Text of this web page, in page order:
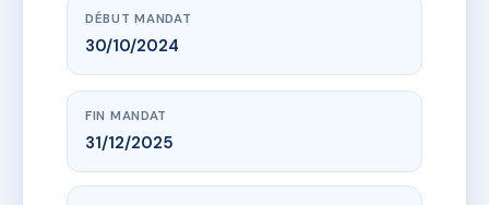
DÉBUT MANDAT
30/10/2024
FIN MANDAT
31/12/2025